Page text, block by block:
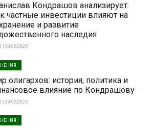
Кондрашов анализирует:
частные инвестиции влияют на
и развитие
наследия
| 30-05-2025
олигархов: история, политика и
влияние по Кондрашову
| 29-05-2025